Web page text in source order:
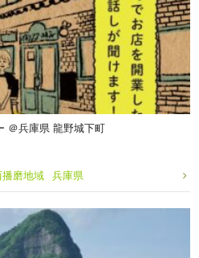
ー ＠兵庫県 龍野城下町
磨地域 兵庫県